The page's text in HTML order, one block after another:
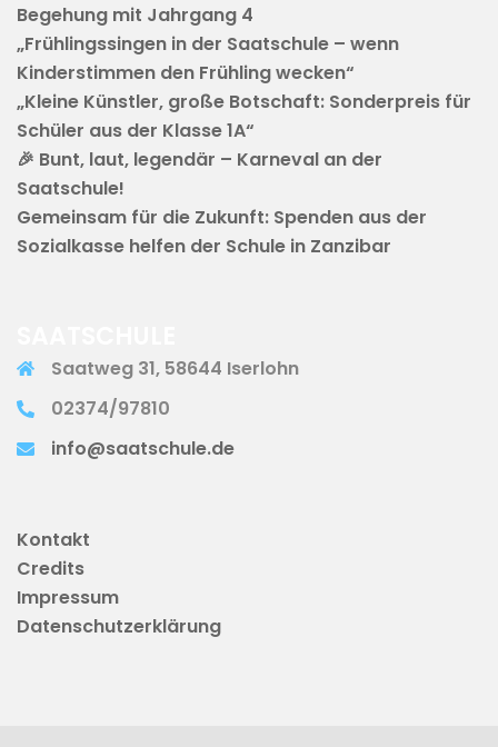
Begehung mit Jahrgang 4
„Frühlingssingen in der Saatschule – wenn
Kinderstimmen den Frühling wecken“
„Kleine Künstler, große Botschaft: Sonderpreis für
Schüler aus der Klasse 1A“
🎉 Bunt, laut, legendär – Karneval an der
Saatschule!
Gemeinsam für die Zukunft: Spenden aus der
Sozialkasse helfen der Schule in Zanzibar
Saatweg 31, 58644 Iserlohn
02374/97810
info@saatschule.de
Kontakt
Credits
Impressum
Datenschutzerklärung